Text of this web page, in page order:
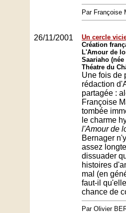
Par Françoise
26/11/2001
Un cercle
Création
L'Amour de
Saariaho (née
Théatre du
Une fois de
rédaction
partagée :
Françoise
tombée
le charme
l'Amour de
Bernager
assez
dissuader
histoires
mal (en
faut-il
chance de
Par Olivier